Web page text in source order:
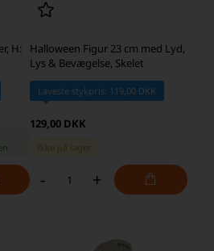
H:
Halloween Figur 23 cm med Lyd,
Lys & Bevægelse, Skelet
Laveste stykpris: 119,00 DKK
129,00 DKK
Ikke på lager
- +